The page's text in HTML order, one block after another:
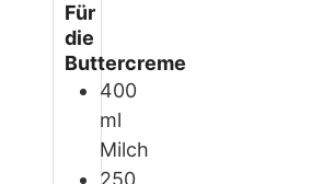
Für
die
Buttercreme
400
ml
Milch
250